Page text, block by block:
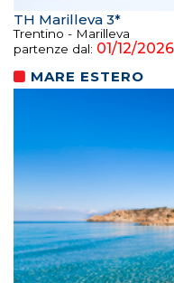
TH Marilleva 3*
Trentino - Marilleva
partenze dal: 01/12/2026
MARE ESTERO